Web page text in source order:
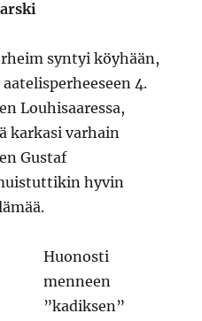
syntyi köyhään,
4.
Louhisaaressa,
karkasi varhain
Gustaf
hyvin
Huonosti
menneen
”kadiksen”